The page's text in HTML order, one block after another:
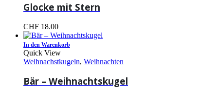
Glocke mit Stern
CHF 18.00
In den Warenkorb
Quick View
Weihnachstkugeln, Weihnachten
Bär – Weihnachtskugel